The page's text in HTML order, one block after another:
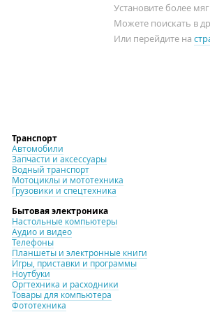
Установите более
Можете поискать в
Или перейдите на
Транспорт
Автомобили
Запчасти и аксессуары
Водный транспорт
Мотоциклы и мототехника
Грузовики и спецтехника
Бытовая электроника
Настольные компьютеры
Аудио и видео
Телефоны
Планшеты и электронные книги
Игры, приставки и программы
Ноутбуки
Оргтехника и расходники
Товары для компьютера
Фототехника